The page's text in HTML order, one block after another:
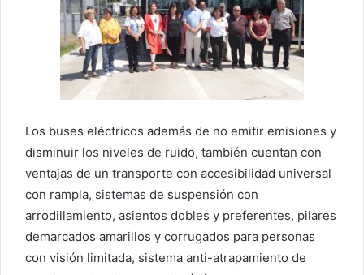
Los buses eléctricos además de no emitir emisiones y
disminuir los niveles de ruido, también cuentan con
ventajas de un transporte con accesibilidad universal
con rampla, sistemas de suspensión con
arrodillamiento, asientos dobles y preferentes, pilares
demarcados amarillos y corrugados para personas
con visión limitada, sistema anti-atrapamiento de